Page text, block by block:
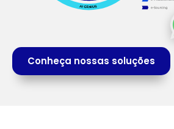
Conheça nossas soluções